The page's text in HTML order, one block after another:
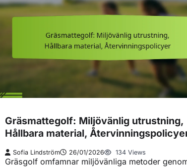
Gräsmattegolf: Miljövänlig utrustning,
Hållbara material,
Sofia Lindström 26/01/2026 134 Views
Gräsgolf omfamnar miljövänliga metoder